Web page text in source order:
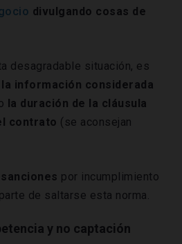
divulgando cosas de
desagradable situación, es
información considerada
la duración de la cláusula
contrato (se aconsejan
por incumplimiento
de saltarse esta norma.
y no captación